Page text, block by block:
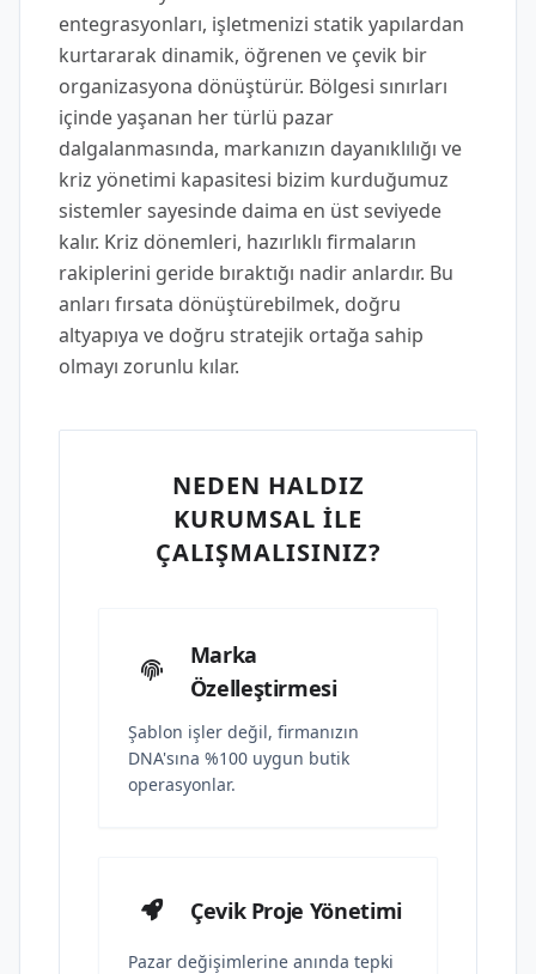
entegrasyonları, işletmenizi statik yapılardan
kurtararak dinamik, öğrenen ve çevik bir
organizasyona dönüştürür. Bölgesi sınırları
içinde yaşanan her türlü pazar
dalgalanmasında, markanızın dayanıklılığı ve
kriz yönetimi kapasitesi bizim kurduğumuz
sistemler sayesinde daima en üst seviyede
kalır. Kriz dönemleri, hazırlıklı firmaların
rakiplerini geride bıraktığı nadir anlardır. Bu
anları fırsata dönüştürebilmek, doğru
altyapıya ve doğru stratejik ortağa sahip
olmayı zorunlu kılar.
NEDEN HALDIZ
KURUMSAL İLE
ÇALIŞMALISINIZ?
Marka
Özelleştirmesi
Şablon işler değil, firmanızın
DNA'sına %100 uygun butik
operasyonlar.
Çevik Proje Yönetimi
Pazar değişimlerine anında tepki